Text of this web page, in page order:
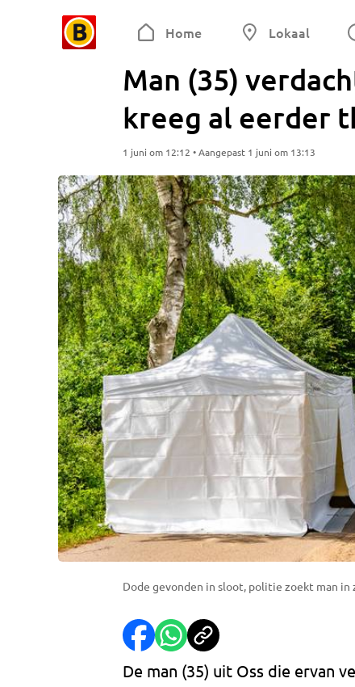
Home Lokaal
Man (35)
kreeg al eerder
1 juni om 12:12 • Aangepast 1 juni om 13:13
Dode gevonden in sloot, politie zoekt man
De man (35) uit Oss die ervan